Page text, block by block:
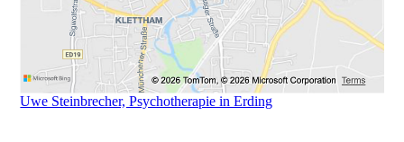
Uwe Steinbrecher, Psychotherapie in Erding